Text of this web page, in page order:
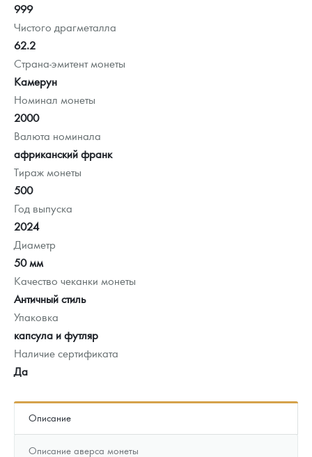
999
Чистого драгметалла
62.2
Страна-эмитент монеты
Камерун
Номинал монеты
2000
Валюта номинала
африканский франк
Тираж монеты
500
Год выпуска
2024
Диаметр
50 мм
Качество чеканки монеты
Античный стиль
Упаковка
капсула и футляр
Наличие сертификата
Да
Описание
Описание аверса монеты